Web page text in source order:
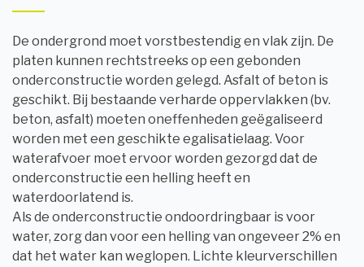
De ondergrond moet vorstbestendig en vlak zijn. De
platen kunnen rechtstreeks op een gebonden
onderconstructie worden gelegd. Asfalt of beton is
geschikt. Bij bestaande verharde oppervlakken (bv.
beton, asfalt) moeten oneffenheden geëgaliseerd
worden met een geschikte egalisatielaag. Voor
waterafvoer moet ervoor worden gezorgd dat de
onderconstructie een helling heeft en
waterdoorlatend is.
Als de onderconstructie ondoordringbaar is voor
water, zorg dan voor een helling van ongeveer 2% en
dat het water kan weglopen. Lichte kleurverschillen